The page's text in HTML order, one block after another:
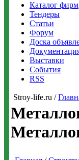
Каталог фирм
Тендеры
Статьи
Форум
Доска
Выставки
События
RSS
Stroy-life.ru /